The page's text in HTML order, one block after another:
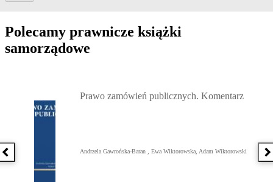
Polecamy prawnicze książki
samorządowe
Poprzednia książka
Prawo zamówień publicznych. Komentarz
Andrzela Gawrońska-Baran , Ewa Wiktorowska, Adam Wiktorowski